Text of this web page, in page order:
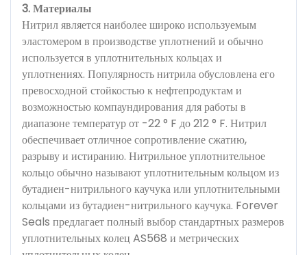
3. Материалы
Нитрил является наиболее широко используемым
эластомером в производстве уплотнений и обычно
используется в уплотнительных кольцах и
уплотнениях. Популярность нитрила обусловлена ​​его
превосходной стойкостью к нефтепродуктам и
возможностью компаундирования для работы в
диапазоне температур от -22 ° F до 212 ° F. Нитрил
обеспечивает отличное сопротивление сжатию,
разрыву и истиранию. Нитрильное уплотнительное
кольцо обычно называют уплотнительным кольцом из
бутадиен-нитрильного каучука или уплотнительными
кольцами из бутадиен-нитрильного каучука. Forever
Seals предлагает полный выбор стандартных размеров
уплотнительных колец AS568 и метрических